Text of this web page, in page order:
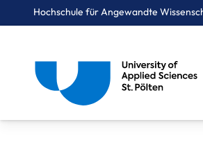
Hochschule für Angewandte